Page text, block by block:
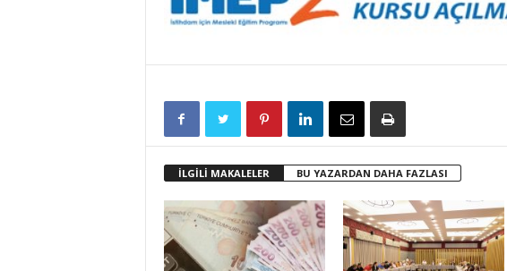
İLGİLİ MAKALELER BU YAZARDAN DAHA FAZLASI